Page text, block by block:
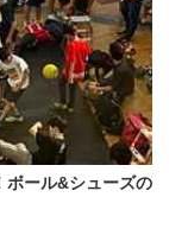
ボール&シューズの